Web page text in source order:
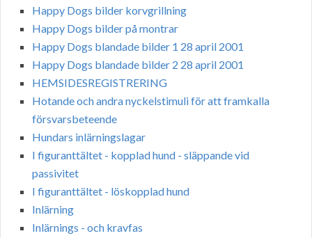
Happy Dogs bilder korvgrillning
Happy Dogs bilder på montrar
Happy Dogs blandade bilder 1 28 april 2001
Happy Dogs blandade bilder 2 28 april 2001
HEMSIDESREGISTRERING
Hotande och andra nyckelstimuli för att framkalla
försvarsbeteende
Hundars inlärningslagar
I figuranttältet - kopplad hund - släppande vid
passivitet
I figuranttältet - löskopplad hund
Inlärning
Inlärnings - och kravfas